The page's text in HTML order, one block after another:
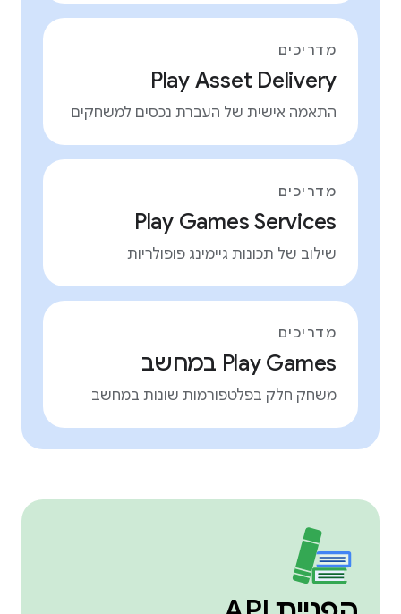
מדריכים
Play Asset Delivery
התאמה אישית של העברת נכסים למשחקים
מדריכים
Play Games Services
שילוב של תכונות גיימינג פופולריות
מדריכים
‫Play Games במחשב
משחק חלק בפלטפורמות שונות במחשב